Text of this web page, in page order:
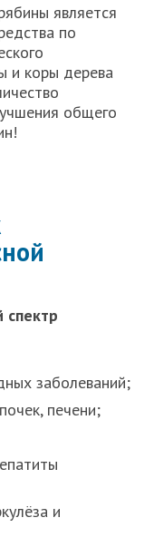
является
по
и коры дерева
общего
спектр
заболеваний;
печени;
и